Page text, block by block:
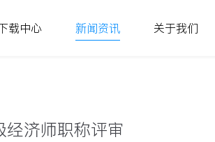
载中心 新闻资讯 关于我们
济师职称评审